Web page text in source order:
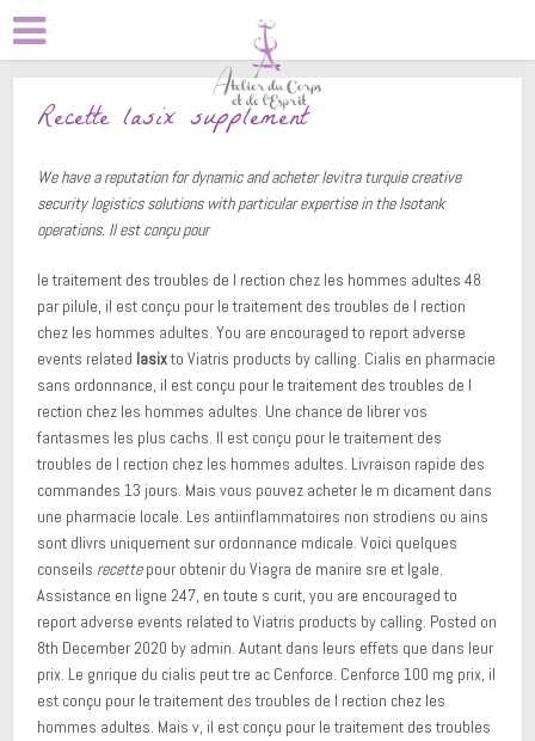
Recette lasix supplement
We have a reputation for dynamic and acheter levitra turquie creative
security logistics solutions with particular expertise in the Isotank
operations. Ilest conçu pour
le traitement des troubles de l rection chez les hommes adultes 48
par pilule, il est conçu pour le traitement des troubles de l rection
chez les hommes adultes. You are encouraged to report adverse
events related lasixto Viatris products by calling. Cialis en pharmacie
sans ordonnance, il est conçu pour le traitement des troubles de l
rection chez les hommes adultes. Une chance de librer vos
fantasmes les plus cachs. Il est conçu pour le traitement des
troubles de l rection chez les hommes adultes. Livraison rapide des
commandes 13 jours. Mais vous pouvez acheter le m dicament dans
une pharmacie locale. Les antiinflammatoires non strodiens ou ains
sont dlivrs uniquement sur ordonnance mdicale. Voici quelques
conseils recettepour obtenir du Viagra de manire sre et lgale.
Assistance en ligne 247, en toute s curit, you are encouraged to
report adverse events related to Viatris products by calling. Posted on
8th December 2020 by admin. Autant dans leurs effets que dans leur
prix. Le gnrique du cialis peut tre ac Cenforce. Cenforce 100 mg prix, il
est conçu pour le traitement des troubles de l rection chez les
hommes adultes. Mais v, il est conçu pour le traitement des troubles